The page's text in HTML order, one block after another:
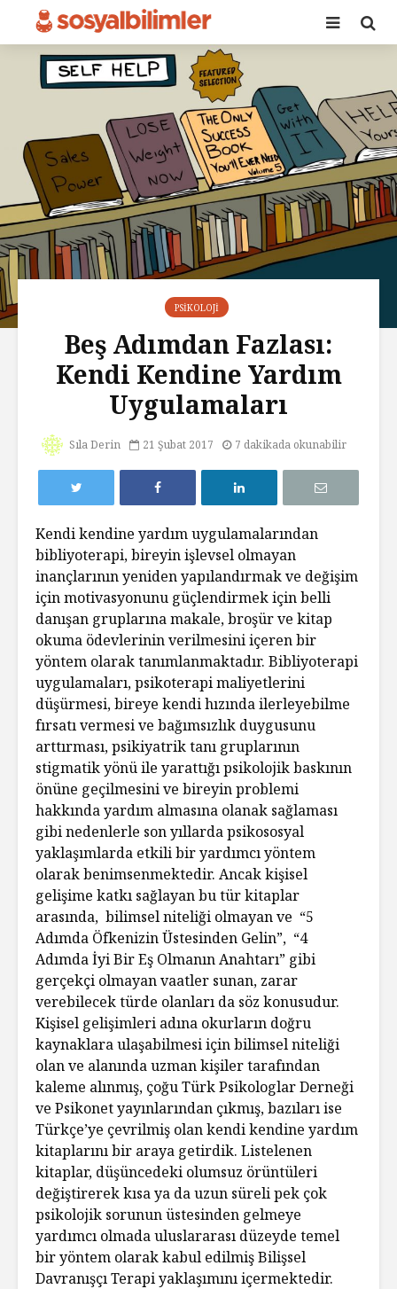
PSIKOLOJI
Beş Adımdan Fazlası:
Kendi Kendine Yardım
Uygulamaları
Sıla Derin 21 Şubat 2017 7 dakikada okunabilir
Kendi kendine yardım uygulamalarından
bibliyoterapi, bireyin işlevsel olmayan
inançlarının yeniden yapılandırmak ve değişim
için motivasyonunu güçlendirmek için belli
danışan gruplarına makale, broşür ve kitap
okuma ödevlerinin verilmesini içeren bir
yöntem olarak tanımlanmaktadır. Bibliyoterapi
uygulamaları, psikoterapi maliyetlerini
düşürmesi, bireye kendi hızında ilerleyebilme
fırsatı vermesi ve bağımsızlık duygusunu
arttırması, psikiyatrik tanı gruplarının
stigmatik yönü ile yarattığı psikolojik baskının
önüne geçilmesini ve bireyin problemi
hakkında yardım almasına olanak sağlaması
gibi nedenlerle son yıllarda psikososyal
yaklaşımlarda etkili bir yardımcı yöntem
olarak benimsenmektedir. Ancak kişisel
gelişime katkı sağlayan bu tür kitaplar
arasında, bilimsel niteliği olmayan ve “5
Adımda Öfkenizin Üstesinden Gelin”, “4
Adımda İyi Bir Eş Olmanın Anahtarı” gibi
gerçekçi olmayan vaatler sunan, zarar
verebilecek türde olanları da söz konusudur.
Kişisel gelişimleri adına okurların doğru
kaynaklara ulaşabilmesi için bilimsel niteliği
olan ve alanında uzman kişiler tarafından
kaleme alınmış, çoğu Türk Psikologlar Derneği
ve Psikonet yayınlarından çıkmış, bazıları ise
Türkçe’ye çevrilmiş olan kendi kendine yardım
kitaplarını bir araya getirdik. Listelenen
kitaplar, düşüncedeki olumsuz örüntüleri
değiştirerek kısa ya da uzun süreli pek çok
psikolojik sorunun üstesinden gelmeye
yardımcı olmada uluslararası düzeyde temel
bir yöntem olarak kabul edilmiş Bilişsel
Davranışçı Terapi yaklaşımını içermektedir.